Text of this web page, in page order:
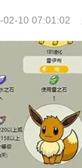
02-10 07:01:02